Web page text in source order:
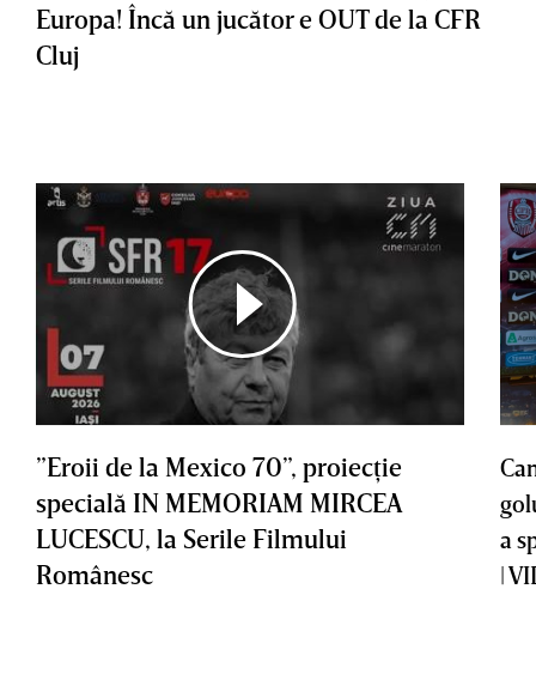
Europa! Încă un jucător e OUT de la CFR
Cluj
”Eroii de la Mexico 70”, proiecţie
specială IN MEMORIAM MIRCEA
LUCESCU, la Serile Filmului
Românesc
a
|